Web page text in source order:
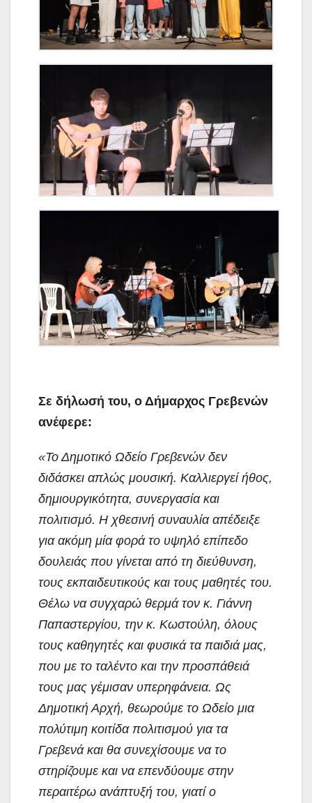
Σε δήλωσή του, ο Δήμαρχος Γρεβενών
ανέφερε:
«Το Δημοτικό Ωδείο Γρεβενών δεν
διδάσκει απλώς μουσική. Καλλιεργεί ήθος,
δημιουργικότητα, συνεργασία και
πολιτισμό. Η χθεσινή συναυλία απέδειξε
για ακόμη μία φορά το υψηλό επίπεδο
δουλειάς που γίνεται από τη διεύθυνση,
τους εκπαιδευτικούς και τους μαθητές του.
Θέλω να συγχαρώ θερμά τον κ. Γιάννη
Παπαστεργίου, την κ. Κωστούλη, όλους
τους καθηγητές και φυσικά τα παιδιά μας,
που με το ταλέντο και την προσπάθειά
τους μας γέμισαν υπερηφάνεια. Ως
Δημοτική Αρχή, θεωρούμε το Ωδείο μια
πολύτιμη κοιτίδα πολιτισμού για τα
Γρεβενά και θα συνεχίσουμε να το
στηρίζουμε και να επενδύουμε στην
περαιτέρω ανάπτυξή του, γιατί ο